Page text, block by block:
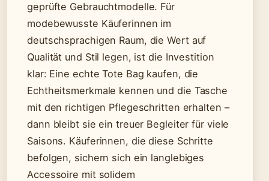
geprüfte Gebrauchtmodelle. Für
modebewusste Käuferinnen im
deutschsprachigen Raum, die Wert auf
Qualität und Stil legen, ist die Investition
klar: Eine echte Tote Bag kaufen, die
Echtheitsmerkmale kennen und die Tasche
mit den richtigen Pflegeschritten erhalten –
dann bleibt sie ein treuer Begleiter für viele
Saisons. Käuferinnen, die diese Schritte
befolgen, sichern sich ein langlebiges
Accessoire mit solidem